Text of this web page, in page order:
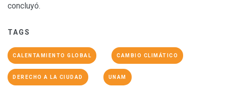
concluyó.
TAGS
CALENTAMIENTO GLOBAL CAMBIO CLIMÁTICO
DERECHO A LA CIUDAD UNAM